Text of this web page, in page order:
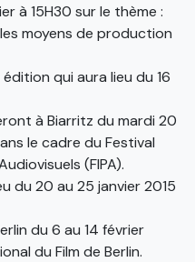
à 15H30 sur le thème :
moyens de production
édition qui aura lieu du 16
à Biarritz du mardi 20
le cadre du Festival
(FIPA).
du 20 au 25 janvier 2015
du 6 au 14 février
du Film de Berlin.